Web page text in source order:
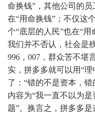
命换钱”，其他公司的
在“用命换钱”；不仅这
个“底层的人民”也在“用
我们并不否认，社会是
996，007，群众苦不堪
实，拼多多就可以用“
了：“错的不是资本，
内容为“我一直不以为
题”。换言之，拼多多